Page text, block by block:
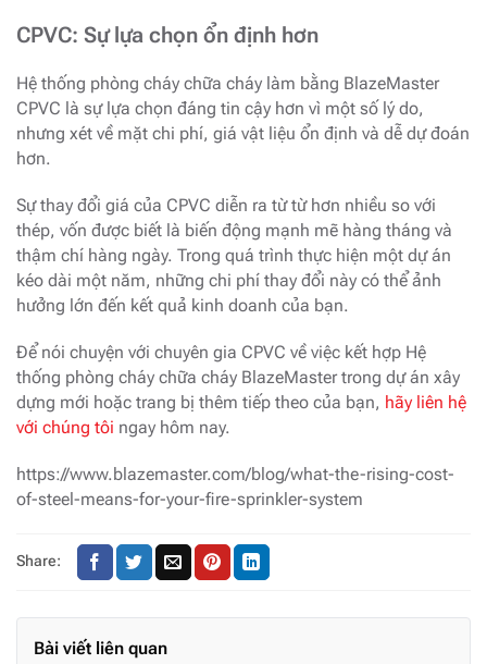
CPVC: Sự lựa chọn ổn định hơn
Hệ thống phòng cháy chữa cháy làm bằng BlazeMaster
CPVC là sự lựa chọn đáng tin cậy hơn vì một số lý do,
nhưng xét về mặt chi phí, giá vật liệu ổn định và dễ dự đoán
hơn.
Sự thay đổi giá của CPVC diễn ra từ từ hơn nhiều so với
thép, vốn được biết là biến động mạnh mẽ hàng tháng và
thậm chí hàng ngày. Trong quá trình thực hiện một dự án
kéo dài một năm, những chi phí thay đổi này có thể ảnh
hưởng lớn đến kết quả kinh doanh của bạn.
Để nói chuyện với chuyên gia CPVC về việc kết hợp Hệ
thống phòng cháy chữa cháy BlazeMaster trong dự án xây
dựng mới hoặc trang bị thêm tiếp theo của bạn, hãy liên hệ
với chúng tôi ngay hôm nay.
https://www.blazemaster.com/blog/what-the-rising-cost-
of-steel-means-for-your-fire-sprinkler-system
Share:
Bài viết liên quan